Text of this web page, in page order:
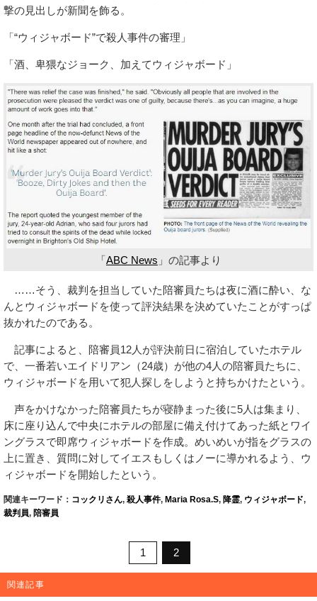
撃の見出しが新聞を飾る。
「“ウィジャボード”で殺人事件の審理」
「酒、卑猥なジョーク、加えてウィジャボード」
「ABC News 」の記事より
……そう、裁判を担当していた陪審員たちは夜に酒に酔い、な
んとウィジャボードを使って評決結果を決めていたことがすっぱ
抜かれたのである。
記事によると、陪審員12人が評決前日に宿泊していたホテル
で、一番若いエイドリアン（24歳）が他の4人の陪審員たちに、
ウィジャボードを用いて犯人探しをしようと持ちかけたという。
声をかけなかった陪審員たちが寝静まった後に5人は集まり、
床に座り込んで中央にホテルの部屋に備え付けてあった紙とワイ
ングラスで即席ウィジャボードを作成。めいめいが指をグラスの
上に置き、質問に対してイエスもしくはノーに導かれるよう、ウ
ィジャボードを開始したという。
関連キーワード： コックリさん, 殺人事件, Maria Rosa.S, 降霊, ウィジャボード,
裁判員, 陪審員
1 2
関連記事